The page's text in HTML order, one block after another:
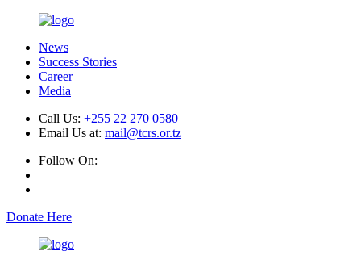
News
Success Stories
Career
Media
Call Us: +255 22 270 0580
Email Us at: mail@tcrs.or.tz
Follow On:
Donate Here